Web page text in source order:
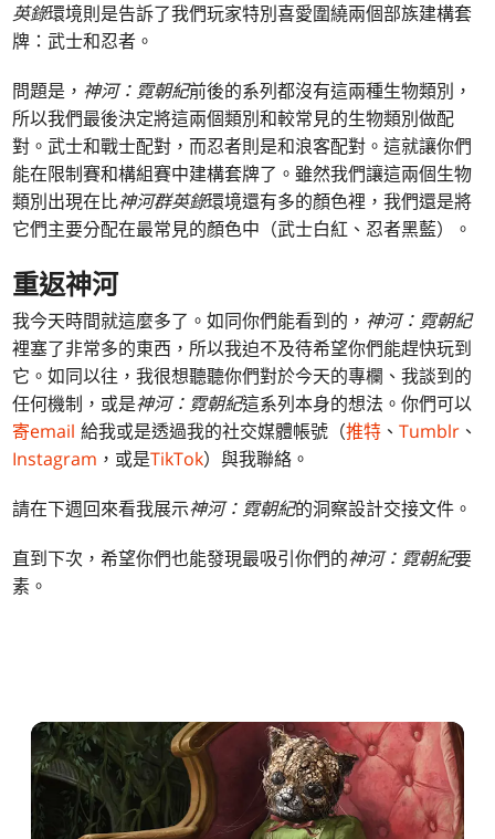
英錄環境則是告訴了我們玩家特別喜愛圍繞兩個部族建構套
牌：武士和忍者。
問題是， 神河：霓朝紀前後的系列都沒有這兩種生物類別，
所以我們最後決定將這兩個類別和較常見的生物類別做配
對。武士和戰士配對，而忍者則是和浪客配對。這就讓你們
能在限制賽和構組賽中建構套牌了。雖然我們讓這兩個生物
類別出現在比神河群英錄環境還有多的顏色裡，我們還是將
它們主要分配在最常見的顏色中（武士白紅、忍者黑藍）。
重返神河
我今天時間就這麼多了。如同你們能看到的， 神河：霓朝紀
裡塞了非常多的東西，所以我迫不及待希望你們能趕快玩到
它。如同以往，我很想聽聽你們對於今天的專欄、我談到的
任何機制，或是神河：霓朝紀這系列本身的想法。你們可以
寄email給我或是透過我的社交媒體帳號（推特 、Tumblr 、
Instagram ，或是TikTok）與我聯絡。
請在下週回來看我展示神河：霓朝紀的洞察設計交接文件。
直到下次，希望你們也能發現最吸引你們的神河：霓朝紀要
素。